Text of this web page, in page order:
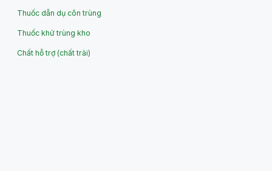
Thuốc dẫn dụ côn trùng
Thuốc khử trùng kho
Chất hỗ trợ (chất trải)